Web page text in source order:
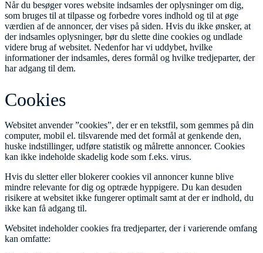
Når du besøger vores website indsamles der oplysninger om dig,
som bruges til at tilpasse og forbedre vores indhold og til at øge
værdien af de annoncer, der vises på siden. Hvis du ikke ønsker, at
der indsamles oplysninger, bør du slette dine cookies og undlade
videre brug af websitet. Nedenfor har vi uddybet, hvilke
informationer der indsamles, deres formål og hvilke tredjeparter, der
har adgang til dem.
Cookies
Websitet anvender ”cookies”, der er en tekstfil, som gemmes på din
computer, mobil el. tilsvarende med det formål at genkende den,
huske indstillinger, udføre statistik og målrette annoncer. Cookies
kan ikke indeholde skadelig kode som f.eks. virus.
Hvis du sletter eller blokerer cookies vil annoncer kunne blive
mindre relevante for dig og optræde hyppigere. Du kan desuden
risikere at websitet ikke fungerer optimalt samt at der er indhold, du
ikke kan få adgang til.
Websitet indeholder cookies fra tredjeparter, der i varierende omfang
kan omfatte: